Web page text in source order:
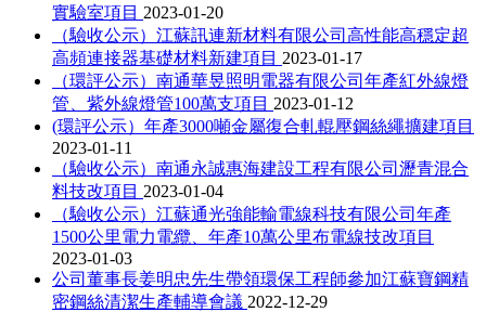
實驗室項目 2023-01-20
（驗收公示）江蘇訊連新材料有限公司高性能高穩定超
高頻連接器基礎材料新建項目 2023-01-17
（環評公示）南通華昱照明電器有限公司年產紅外線燈
管、紫外線燈管100萬支項目 2023-01-12
(環評公示）年產3000噸金屬復合軋輥壓鋼絲繩擴建項目
2023-01-11
（驗收公示）南通永誠惠海建設工程有限公司瀝青混合
料技改項目 2023-01-04
（驗收公示）江蘇通光強能輸電線科技有限公司年產
1500公里電力電纜、年產10萬公里布電線技改項目
2023-01-03
公司董事長姜明忠先生帶領環保工程師參加江蘇寶鋼精
密鋼絲清潔生產輔導會議 2022-12-29